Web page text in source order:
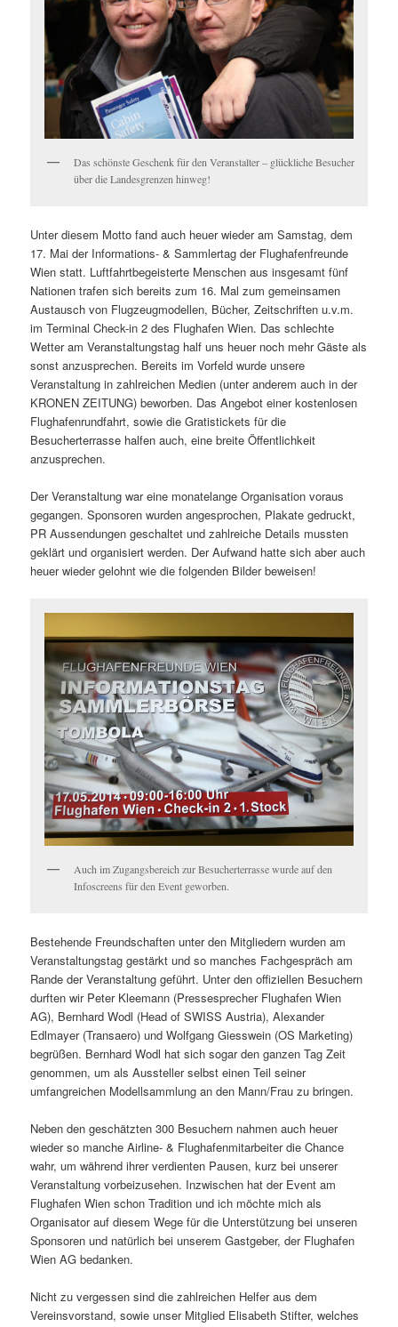
Das schönste Geschenk für den Veranstalter – glückliche Besucher
über die Landesgrenzen hinweg!
Unter diesem Motto fand auch heuer wieder am Samstag, dem
17. Mai der Informations- & Sammlertag der Flughafenfreunde
Wien statt. Luftfahrtbegeisterte Menschen aus insgesamt fünf
Nationen trafen sich bereits zum 16. Mal zum gemeinsamen
Austausch von Flugzeugmodellen, Bücher, Zeitschriften u.v.m.
im Terminal Check-in 2 des Flughafen Wien. Das schlechte
Wetter am Veranstaltungstag half uns heuer noch mehr Gäste als
sonst anzusprechen. Bereits im Vorfeld wurde unsere
Veranstaltung in zahlreichen Medien (unter anderem auch in der
KRONEN ZEITUNG) beworben. Das Angebot einer kostenlosen
Flughafenrundfahrt, sowie die Gratistickets für die
Besucherterrasse halfen auch, eine breite Öffentlichkeit
anzusprechen.
Der Veranstaltung war eine monatelange Organisation voraus
gegangen. Sponsoren wurden angesprochen, Plakate gedruckt,
PR Aussendungen geschaltet und zahlreiche Details mussten
geklärt und organisiert werden. Der Aufwand hatte sich aber auch
heuer wieder gelohnt wie die folgenden Bilder beweisen!
Auch im Zugangsbereich zur Besucherterrasse wurde auf den
Infoscreens für den Event geworben.
Bestehende Freundschaften unter den Mitgliedern wurden am
Veranstaltungstag gestärkt und so manches Fachgespräch am
Rande der Veranstaltung geführt. Unter den offiziellen Besuchern
durften wir Peter Kleemann (Pressesprecher Flughafen Wien
AG), Bernhard Wodl (Head of SWISS Austria), Alexander
Edlmayer (Transaero) und Wolfgang Giesswein (OS Marketing)
begrüßen. Bernhard Wodl hat sich sogar den ganzen Tag Zeit
genommen, um als Aussteller selbst einen Teil seiner
umfangreichen Modellsammlung an den Mann/Frau zu bringen.
Neben den geschätzten 300 Besuchern nahmen auch heuer
wieder so manche Airline- & Flughafenmitarbeiter die Chance
wahr, um während ihrer verdienten Pausen, kurz bei unserer
Veranstaltung vorbeizusehen. Inzwischen hat der Event am
Flughafen Wien schon Tradition und ich möchte mich als
Organisator auf diesem Wege für die Unterstützung bei unseren
Sponsoren und natürlich bei unserem Gastgeber, der Flughafen
Wien AG bedanken.
Nicht zu vergessen sind die zahlreichen Helfer aus dem
Vereinsvorstand, sowie unser Mitglied Elisabeth Stifter, welches